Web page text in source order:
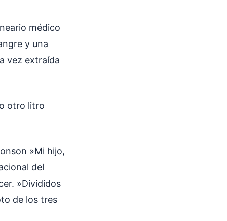
médico
y una
vez extraída
otro litro
»Mi hijo,
del
»Divididos
de los tres